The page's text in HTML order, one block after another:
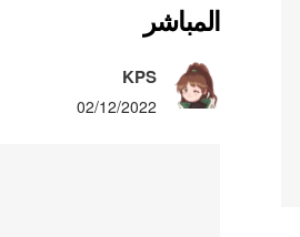
المباشر
KPS
02/12/2022